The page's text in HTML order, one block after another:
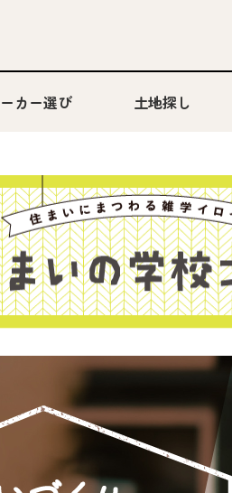
カー選び 土地探し